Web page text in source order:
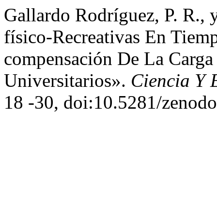
Gallardo Rodríguez, P.
físico-Recreativas En
compensación De La
Universitarios». Ciencia Y
18 -30, doi:10.5281/